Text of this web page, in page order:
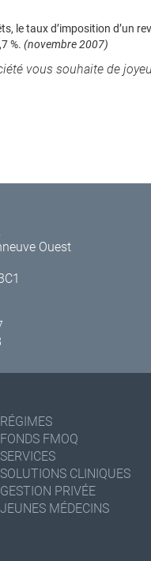
le taux d’imposition d’un
%. (novembre 2007)
vous souhaite de
Ouest
RÉGIMES
FONDS FMOQ
SERVICES
SOLUTIONS CLINIQUES
GESTION PRIVÉE
JEUNES MÉDECINS